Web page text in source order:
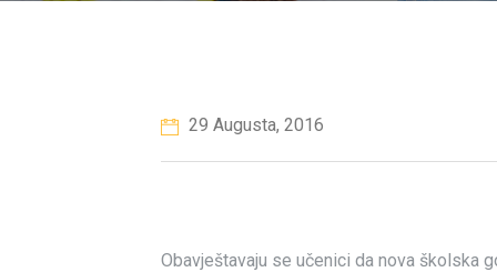
29 Augusta, 2016
Obavještavaju se učenici da nova školska